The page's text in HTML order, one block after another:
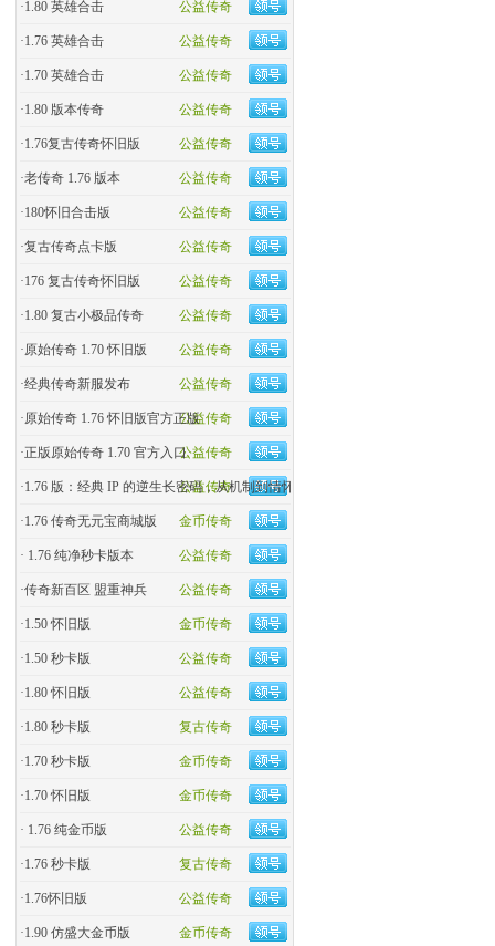
公益传奇
·1.80 英雄合击
公益传奇
·1.76 英雄合击
公益传奇
·1.70 英雄合击
公益传奇
·1.80 版本传奇
公益传奇
·1.76复古传奇怀旧版
公益传奇
·老传奇 1.76 版本
公益传奇
·180怀旧合击版
公益传奇
·复古传奇点卡版
公益传奇
·176 复古传奇怀旧版
公益传奇
·1.80 复古小极品传奇
公益传奇
·原始传奇 1.70 怀旧版
公益传奇
·经典传奇新服发布
公益传奇
·原始传奇 1.76 怀旧版官方正版
公益传奇
·正版原始传奇 1.70 官方入口
公益传奇
·1.76 版：经典 IP 的逆生长密码，从机制到情怀的全民�
金币传奇
·1.76 传奇无元宝商城版
公益传奇
· 1.76 纯净秒卡版本
公益传奇
·传奇新百区 盟重神兵
金币传奇
·1.50 怀旧版
公益传奇
·1.50 秒卡版
公益传奇
·1.80 怀旧版
复古传奇
·1.80 秒卡版
金币传奇
·1.70 秒卡版
金币传奇
·1.70 怀旧版
公益传奇
· 1.76 纯金币版
复古传奇
·1.76 秒卡版
公益传奇
·1.76怀旧版
金币传奇
·1.90 仿盛大金币版